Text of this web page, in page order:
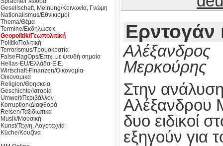
Gesellschaft, Meinung/Κοινωνία, Γνώμη
Nationalismus/Εθνικισμοί
Thema/Θέμα
Termine/Εκδηλώσεις
Geopolitik/Γεωπολιτική
Politik/Πολιτική
Terrorismus/Τρομοκρατία
FalseFlagOps/Επιχ. με ψευδή σημαία
Hellas-EU/Ελλάδα-Ε.Ε.
Wirtschaft-Finanzen/Οικονομία-
Οικονομικά
Religion/Θρησκεία
Geschichte/Ιστορία
Umwelt/Περιβάλλον
Korruption/Διαφθορά
Reisen/Ταξιδιωτικά
Musik/Μουσική
Kunst/Τέχνη, Λογοτεχνία
Küche/Κουζίνα
Ερντογάν
Αλέξανδρος
Μερκούρης
Στην
Αλέξανδρου
δυο ειδικοί
εξηγούν για